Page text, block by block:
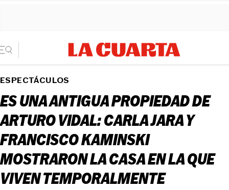
ESPECTÁCULOS
ES UNA ANTIGUA PROPIEDAD DE
ARTURO VIDAL: CARLA JARA Y
FRANCISCO KAMINSKI
MOSTRARON LA CASA EN LA QUE
VIVEN TEMPORALMENTE